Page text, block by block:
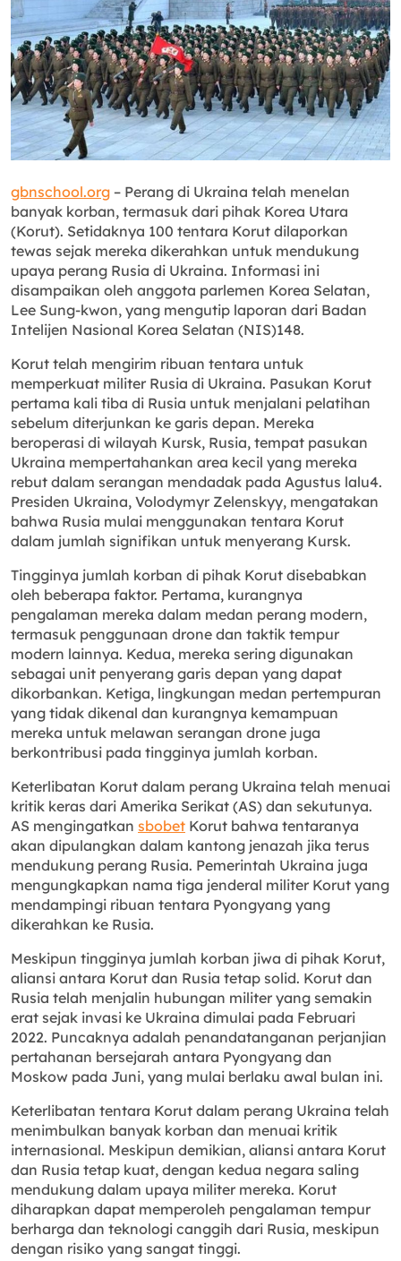
gbnschool.org – Perang di Ukraina telah menelan
banyak korban, termasuk dari pihak Korea Utara
(Korut). Setidaknya 100 tentara Korut dilaporkan
tewas sejak mereka dikerahkan untuk mendukung
upaya perang Rusia di Ukraina. Informasi ini
disampaikan oleh anggota parlemen Korea Selatan,
Lee Sung-kwon, yang mengutip laporan dari Badan
Intelijen Nasional Korea Selatan (NIS)148.
Korut telah mengirim ribuan tentara untuk
memperkuat militer Rusia di Ukraina. Pasukan Korut
pertama kali tiba di Rusia untuk menjalani pelatihan
sebelum diterjunkan ke garis depan. Mereka
beroperasi di wilayah Kursk, Rusia, tempat pasukan
Ukraina mempertahankan area kecil yang mereka
rebut dalam serangan mendadak pada Agustus lalu4.
Presiden Ukraina, Volodymyr Zelenskyy, mengatakan
bahwa Rusia mulai menggunakan tentara Korut
dalam jumlah signifikan untuk menyerang Kursk.
Tingginya jumlah korban di pihak Korut disebabkan
oleh beberapa faktor. Pertama, kurangnya
pengalaman mereka dalam medan perang modern,
termasuk penggunaan drone dan taktik tempur
modern lainnya. Kedua, mereka sering digunakan
sebagai unit penyerang garis depan yang dapat
dikorbankan. Ketiga, lingkungan medan pertempuran
yang tidak dikenal dan kurangnya kemampuan
mereka untuk melawan serangan drone juga
berkontribusi pada tingginya jumlah korban.
Keterlibatan Korut dalam perang Ukraina telah menuai
kritik keras dari Amerika Serikat (AS) dan sekutunya.
AS mengingatkan sbobet Korut bahwa tentaranya
akan dipulangkan dalam kantong jenazah jika terus
mendukung perang Rusia. Pemerintah Ukraina juga
mengungkapkan nama tiga jenderal militer Korut yang
mendampingi ribuan tentara Pyongyang yang
dikerahkan ke Rusia.
Meskipun tingginya jumlah korban jiwa di pihak Korut,
aliansi antara Korut dan Rusia tetap solid. Korut dan
Rusia telah menjalin hubungan militer yang semakin
erat sejak invasi ke Ukraina dimulai pada Februari
2022. Puncaknya adalah penandatanganan perjanjian
pertahanan bersejarah antara Pyongyang dan
Moskow pada Juni, yang mulai berlaku awal bulan ini.
Keterlibatan tentara Korut dalam perang Ukraina telah
menimbulkan banyak korban dan menuai kritik
internasional. Meskipun demikian, aliansi antara Korut
dan Rusia tetap kuat, dengan kedua negara saling
mendukung dalam upaya militer mereka. Korut
diharapkan dapat memperoleh pengalaman tempur
berharga dan teknologi canggih dari Rusia, meskipun
dengan risiko yang sangat tinggi.